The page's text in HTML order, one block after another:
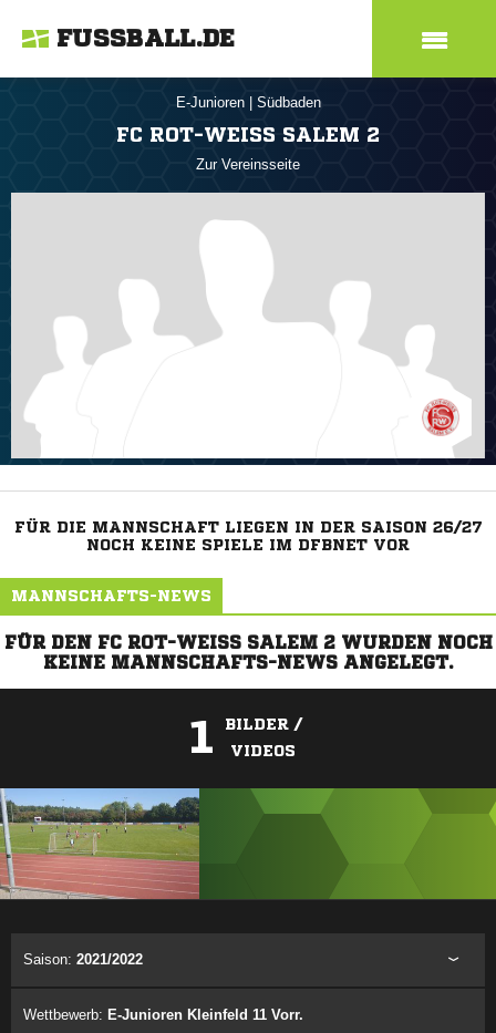
FUSSBALL.DE
E-Junioren Südbaden
FC ROT-WEISS SALEM 2
Zur Vereinsseite
FÜR DIE MANNSCHAFT LIEGEN IN DER SAISON 26/27
NOCH KEINE SPIELE IM DFBNET VOR
MANNSCHAFTS-NEWS
FÜR DEN FC ROT-WEISS SALEM 2 WURDEN NOCH K
EINE MANNSCHAFTS-NEWS ANGELEGT.
1
BILDER /
VIDEOS
Saison: 2021/2022
Wettbewerb: E-Junioren Kleinfeld 11 Vorr.